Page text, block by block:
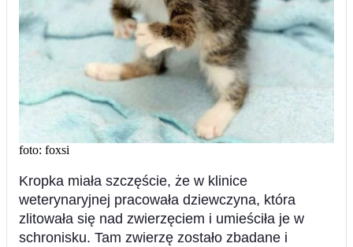
foto: foxsi
Kropka miała szczęście, że w klinice
weterynaryjnej pracowała dziewczyna, która
zlitowała się nad zwierzęciem i umieściła je w
schronisku. Tam zwierzę zostało zbadane i